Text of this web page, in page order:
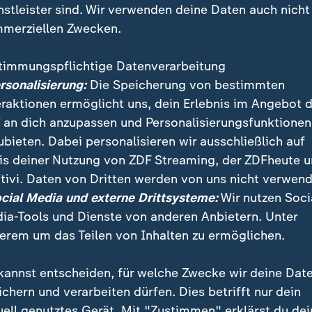
sollen pauschal besteuert werden.
Berufserfahrung, aber nicht nach dem
in den Streik.
sind. Wir verwenden deine Daten auch nicht
Zwecken.
Datenverarbeitung
Die Speicherung von bestimmten
ermöglicht uns, dein Erlebnis im Angebot
an dich anzupassen und Personalisierungsfunktionen
Dabei personalisieren wir ausschließlich auf
deiner Nutzung von ZDF Streaming, der ZDFheute
Daten von Dritten werden von uns nicht
Media und externe Drittsysteme:Wir nutzen
Tools und Dienste von anderen Anbietern. Unter
um das Teilen von Inhalten zu ermöglichen.
entscheiden, für welche Zwecke wir deine
und verarbeiten dürfen. Dies betrifft nur dein